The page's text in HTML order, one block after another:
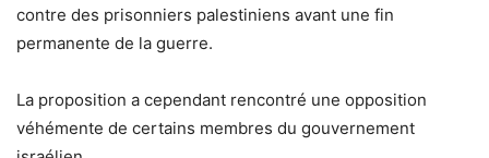
contre des prisonniers palestiniens avant une fin
permanente de la guerre.
La proposition a cependant rencontré une opposition
véhémente de certains membres du gouvernement